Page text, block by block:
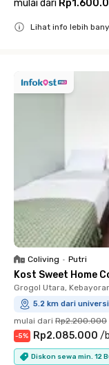
mulai dari
Lihat info lebih
Coliving • Putri
Kost Sweet Home
Grogol Utara,
5.2 km dari
mulai dari Rp2.200.000
-5% Rp2.085.000 /
Diskon sewa min. 12